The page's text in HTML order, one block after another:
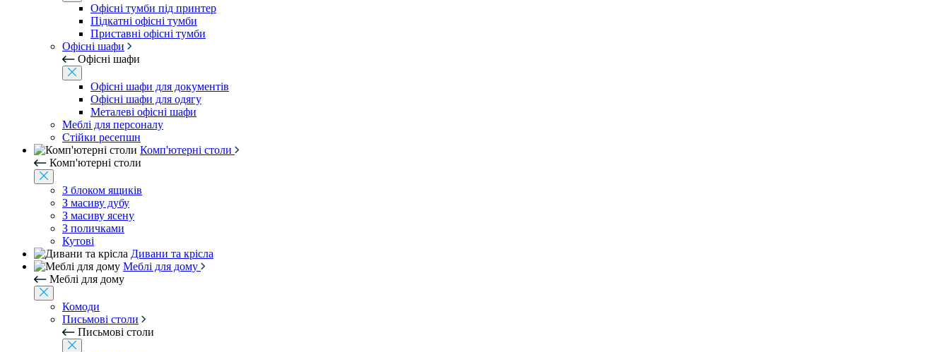
Офісні тумби під принтер
Підкатні офісні тумби
Приставні офісні тумби
Офісні шафи
Офісні шафи
Офісні шафи для документів
Офісні шафи для одягу
Металеві офісні шафи
Меблі для персоналу
Стійки ресепшн
Комп'ютерні столи
Комп'ютерні столи
З блоком ящиків
З масиву дубу
З масиву ясену
З поличками
Кутові
Дивани та крісла
Меблі для дому
Меблі для дому
Комоди
Письмові столи
Письмові столи